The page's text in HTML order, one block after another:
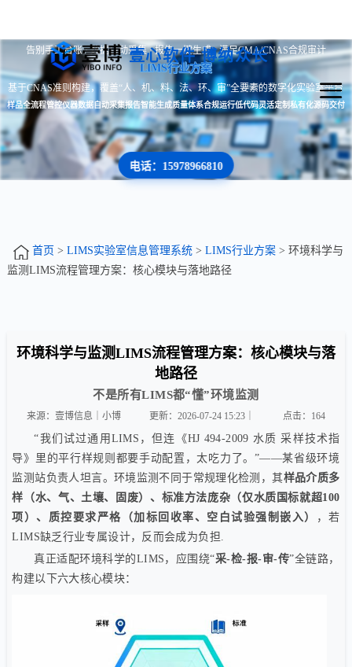
壹心软件 博纳众长
告别手工台账 · 数据自动采集 · 报告一键生成 · 满足CMA/CNAS合规审计
LIMS行业方案
基于CNAS准则构建，覆盖“人、机、料、法、环、审”全要素的数字化实验室平台
样品全流程管控仪器数据自动采集报告智能生成质量体系合规运行低代码灵活定制私有化源码交付
电话：15978966810
首页 > LIMS实验室信息管理系统> LIMS行业方案> 环境科学与
监测LIMS流程管理方案：核心模块与落地路径
环境科学与监测LIMS流程管理方案：核心模块与落
地路径
不是所有LIMS都“懂”环境监测
来源：壹博信息｜小博 更新：2026-07-24 15:23｜ 点击： 164
“我们试过通用LIMS，但连《HJ 494-2009 水质 采样技术指
导》里的平行样规则都要手动配置，太吃力了。”——某省级环境
监测站负责人坦言。环境监测不同于常规理化检测，其样品介质多
样（水、气、土壤、固废）、标准方法庞杂（仅水质国标就超100
项）、质控要求严格（加标回收率、空白试验强制嵌入）
，若
LIMS缺乏行业专属设计，反而会成为负担.
真正适配环境科学的LIMS，应围绕“采-检-报-审-传”全链路，
构建以下六大核心模块：